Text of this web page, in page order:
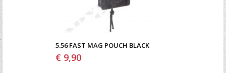
5.56 FAST MAG POUCH BLACK
€ 9,90